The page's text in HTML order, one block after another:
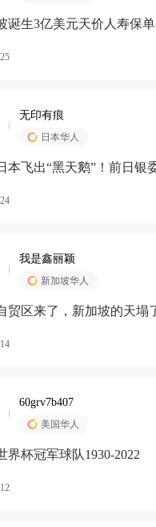
诞生3亿美元天价人寿保
无印有痕
日本华人
本飞出“黑天鹅”！前日银
我是鑫丽颖
新加坡华人
贸区来了，新加坡的天塌
60grv7b407
美国华人
界杯冠军球队1930-2022